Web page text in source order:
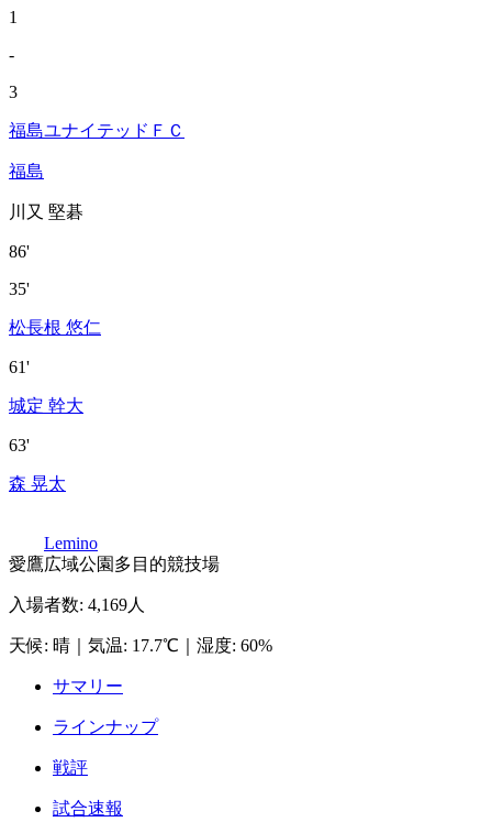
1
-
3
福島ユナイテッドＦＣ
福島
川又 堅碁
86'
35'
松長根 悠仁
61'
城定 幹大
63'
森 晃太
Lemino
愛鷹広域公園多目的競技場
入場者数: 4,169人
天候: 晴 気温: 17.7℃ 湿度: 60%
サマリー
ラインナップ
戦評
試合速報